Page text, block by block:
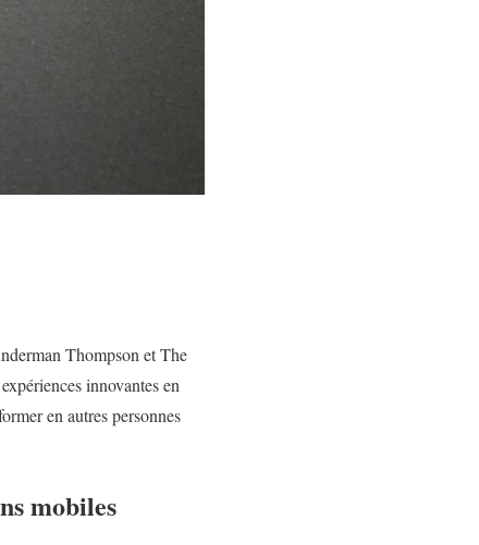
Thompson et The
innovantes en
en autres personnes
mobiles